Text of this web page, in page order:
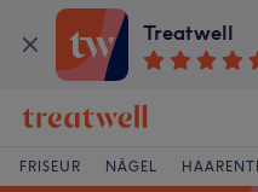
Treatwell
FRISEUR NÄGEL